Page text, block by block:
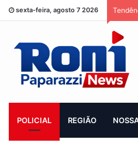
sexta-feira, agosto 7 2026
POLICIAL REGIÃO